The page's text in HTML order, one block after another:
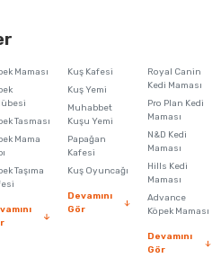
görüntülenemiyor.
bulunuyor.
pahalı.
olmalı.
Maması
Tasması
Mama
Taşıma
Kuş Kafesi
Kuş Yemi
Muhabbet
Kuşu Yemi
Papağan
Kafesi
Kuş Oyuncağı
Devamını
Gör
Royal Canin
Kedi Maması
Pro Plan Kedi
Maması
N&D Kedi
Maması
Hills Kedi
Maması
Advance
Köpek Maması
Devamını
Gör